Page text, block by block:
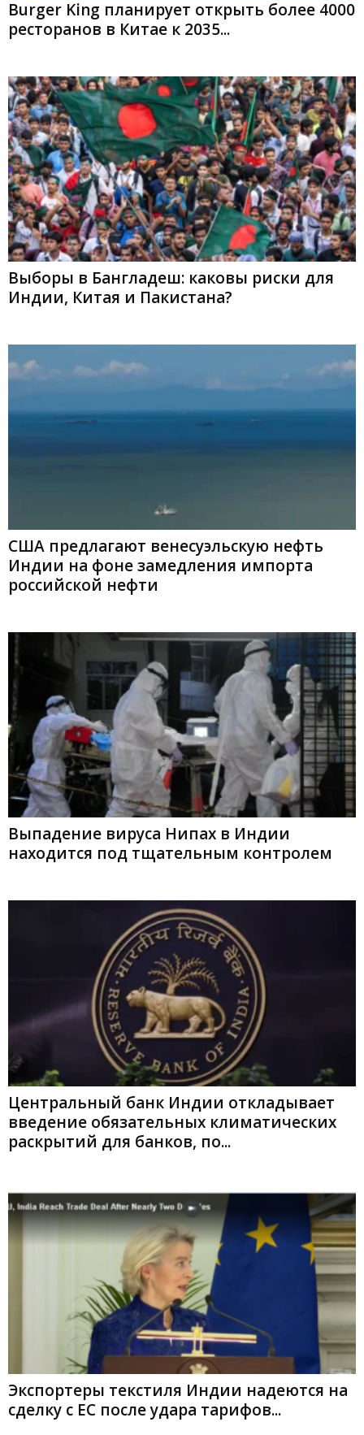
Burger King планирует открыть более 4000
ресторанов в Китае к 2035...
Выборы в Бангладеш: каковы риски для
Индии, Китая и Пакистана?
США предлагают венесуэльскую нефть
Индии на фоне замедления импорта
российской нефти
Выпадение вируса Нипах в Индии
находится под тщательным контролем
Центральный банк Индии откладывает
введение обязательных климатических
раскрытий для банков, по...
Экспортеры текстиля Индии надеются на
сделку с ЕС после удара тарифов...